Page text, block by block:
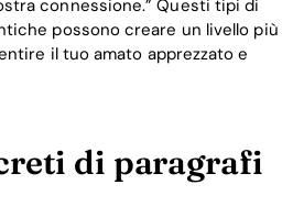
connessione.” Questi tipi di
possono creare un livello più
il tuo amato apprezzato e
di paragrafi